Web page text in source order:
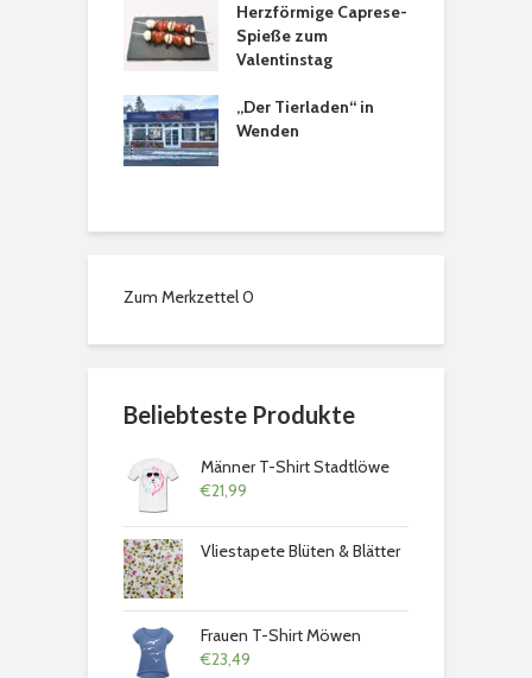
Herzförmige Caprese-
Spieße zum
Valentinstag
„Der Tierladen“ in
Wenden
Zum Merkzettel0
Beliebteste Produkte
Männer T-Shirt Stadtlöwe
€21,99
Vliestapete Blüten & Blätter
Frauen T-Shirt Möwen
€23,49